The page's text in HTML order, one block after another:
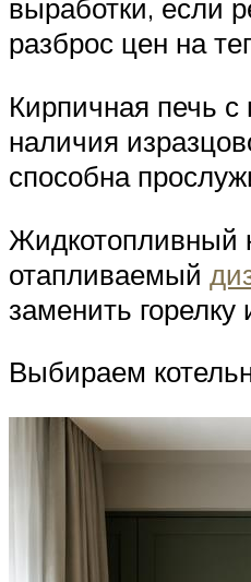
выработки, если
разброс цен на
Кирпичная печь с
наличия
способна
Жидкотопливный
отапливаемый
заменить горелку
Выбираем